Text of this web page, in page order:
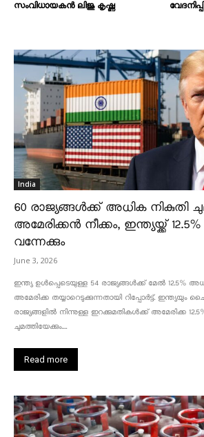
സംവിധായകൻ ലിജു കൃഷ്ണ
India
60 രാജ്യങ്ങൾക്ക് അധിക നികുതി
അമേരിക്കൻ നീക്കം, ഇന്ത്യയ്ക്ക്
വന്നേക്കും
June 3, 2026
ഇന്ത്യ ഉൾപ്പെടെയുള്ള 54 രാജ്യങ്ങൾക്ക് മേൽ 12.5%
അമേരിക്ക തയ്യാറെടുക്കുന്നതായി റിപ്പോർട്ട്. ഇന്ത്യയും
രാജ്യങ്ങളിൽ നിന്നുള്ള ഇറക്കുമതികൾക്ക് അമേരിക്ക
ചുമത്തിയേക്കും....
Read more